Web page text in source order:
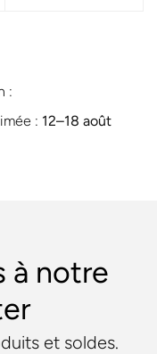
:
: 12⁠–18 août
à notre
et soldes.